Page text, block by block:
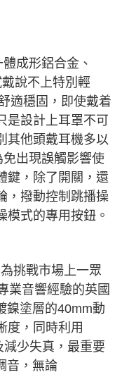
成形鋁合金、
說不上特別輕
適穩固，即使戴着
是設計上耳罩不可
其他頭戴耳機多以
出現誤觸影響使
鍵，除了開關，還
，撥動控制跳播操
模式的專用按鈕。
挑戰市場上一眾
業音響經驗的英國
鎳塗層的40mm動
度，同時利用
少失真，最重要
音，無論